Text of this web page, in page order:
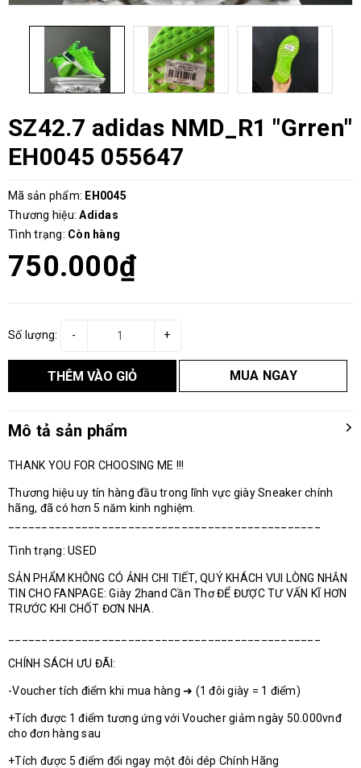
SZ42.7 adidas NMD_R1 "Grren"
EH0045 055647
Mã sản phẩm: EH0045
Thương hiệu: Adidas
Tình trạng: Còn hàng
750.000₫
Số lượng: +
-
THÊM VÀO GIỎ MUA NGAY
Mô tả sản phẩm
THANK YOU FOR CHOOSING ME !!!
Thương hiệu uy tín hàng đầu trong lĩnh vực giày Sneaker chính
hãng, đã có hơn 5 năm kinh nghiệm.
Tình trạng: USED
SẢN PHẨM KHÔNG CÓ ẢNH CHI TIẾT, QUÝ KHÁCH VUI LÒNG NHẮN
TIN CHO FANPAGE: Giày 2hand Cần Thơ ĐỂ ĐƯỢC TƯ VẤN KĨ HƠN
TRƯỚC KHI CHỐT ĐƠN NHA.
CHÍNH SÁCH ƯU ĐÃI:
-Voucher tích điểm khi mua hàng ➜ (1 đôi giày = 1 điểm)
+Tích được 1 điểm tương ứng với Voucher giảm ngày 50.000vnđ
cho đơn hàng sau
+Tích được 5 điểm đổi ngay một đôi dép Chính Hãng